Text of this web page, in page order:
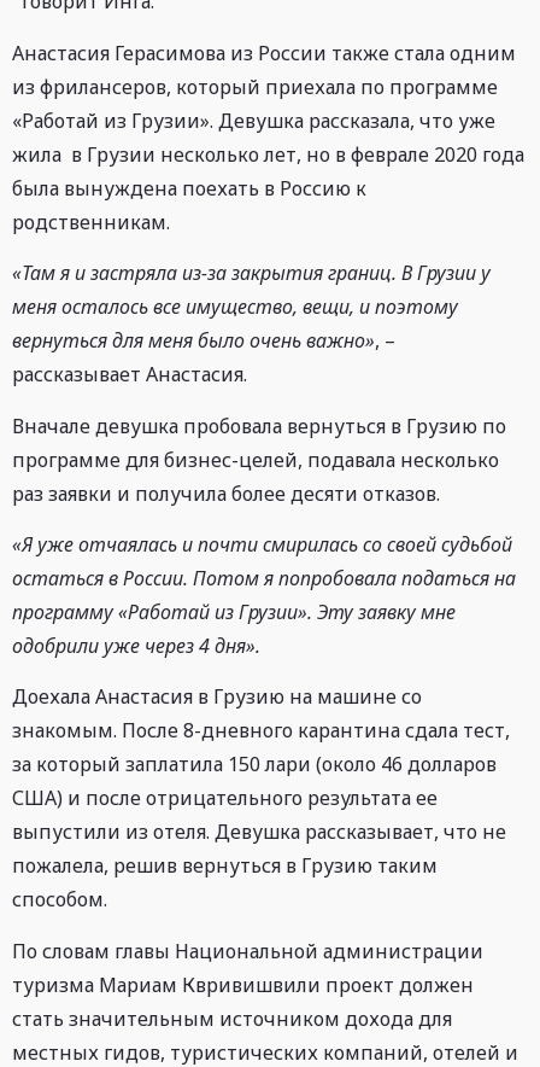
Анастасия Герасимова из России также стала одним
из фрилансеров, который приехала по программе
«Работай из Грузии». Девушка рассказала, что уже
жила в Грузии несколько лет, но в феврале 2020 года
была вынуждена поехать в Россию к
родственникам.
«Там я и застряла из-за закрытия границ. В Грузии у
меня осталось все имущество, вещи, и поэтому
вернуться для меня было очень важно», –
рассказывает Анастасия.
Вначале девушка пробовала вернуться в Грузию по
программе для бизнес-целей, подавала несколько
раз заявки и получила более десяти отказов.
«Я уже отчаялась и почти смирилась со своей судьбой
остаться в России. Потом я попробовала податься на
программу «Работай из Грузии». Эту заявку мне
одобрили уже через 4 дня».
Доехала Анастасия в Грузию на машине со
знакомым. После 8-дневного карантина сдала тест,
за который заплатила 150 лари (около 46 долларов
США) и после отрицательного результата ее
выпустили из отеля. Девушка рассказывает, что не
пожалела, решив вернуться в Грузию таким
способом.
По словам главы Национальной администрации
туризма Мариам Квривишвили проект должен
стать значительным источником дохода для
местных гидов, туристических компаний, отелей и